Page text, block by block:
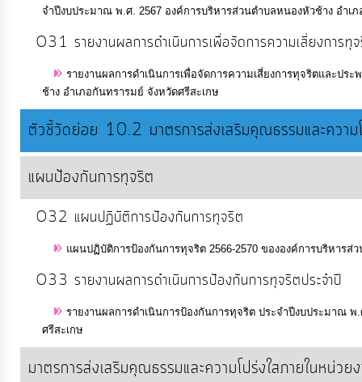
จําปีงบประมาณ พ.ศ. 2567 องค์การบริหารส่วนตำบลหนองหัวช้าง อำเ
O31 รายงานผลการดำเนินการเพื่อจัดการความเสี่ยงการทุ
รายงานผลการดำเนินการเพื่อจัดการความเสี่ยงการทุจริตและป
ช้าง อำเภอกันทรารมย์ จังหวัดศรีสะเกษ
ตัวชี้วัดย่อย 10.2 มาตรการส่งเสริมคุณธรรมและความ
แผนป้องกันการทุจริต
O32 แผนปฏิบัติการป้องกันการทุจริต
แผนปฏิบัติการป้องกันการทุจริต 2566-2570 ขององค์การบริหาร
O33 รายงานผลการดำเนินการป้องกันการทุจริตประจำปี
รายงานผลการดำเนินการป้องกันการทุจริต ประจำปีงบประมาณ
ศรีสะเกษ
มาตรการส่งเสริมคุณธรรมและความโปร่งใสภายในหน่วย